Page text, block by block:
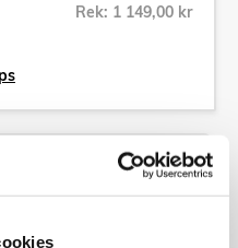
Rek: 1 149,00 kr